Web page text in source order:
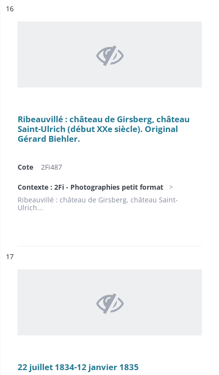
n°
16
Ribeauvillé : château de Girsberg, château
Saint-Ulrich (début XXe siècle). Original
Gérard Biehler.
Cote 2Fi487
Contexte : 2Fi - Photographies petit format
Ribeauvillé : château de Girsberg, château Saint-
Ulrich...
n°
17
22 juillet 1834-12 janvier 1835